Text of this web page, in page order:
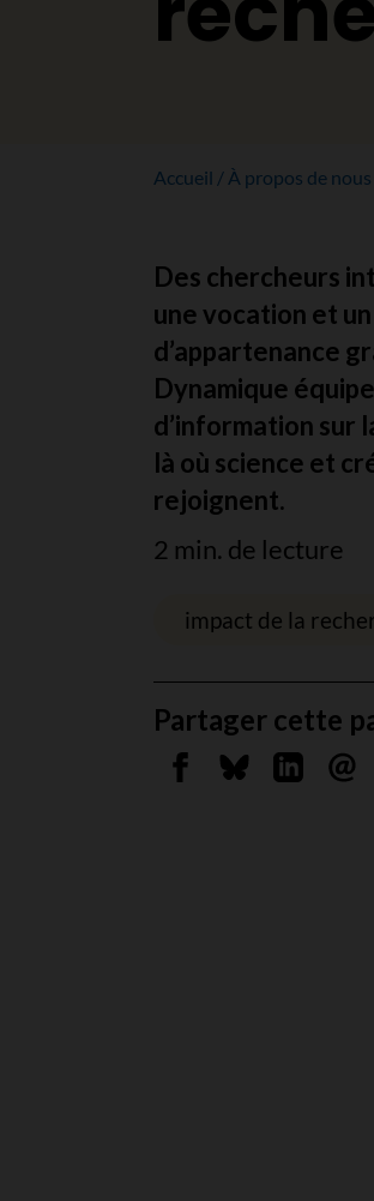
Accueil À propos de nous
Des chercheurs
une vocation et
d’appartenance
Dynamique
d’information sur
là où science et
rejoignent.
2 min. de lecture
impact de la
Partager cette
Partager sur
Partager sur
Partager